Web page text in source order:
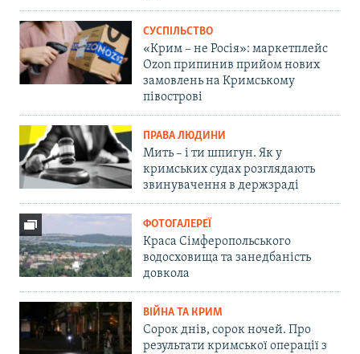
СУСПІЛЬСТВО
«Крим – не Росія»: маркетплейс
Ozon припинив прийом нових
замовлень на Кримському
півострові
ПРАВА ЛЮДИНИ
Мить – і ти шпигун. Як у
кримських судах розглядають
звинувачення в держзраді
ФОТОГАЛЕРЕЇ
Краса Сімферопольського
водосховища та занедбаність
довкола
ВІЙНА ТА КРИМ
Сорок днів, сорок ночей. Про
результати кримської операції з